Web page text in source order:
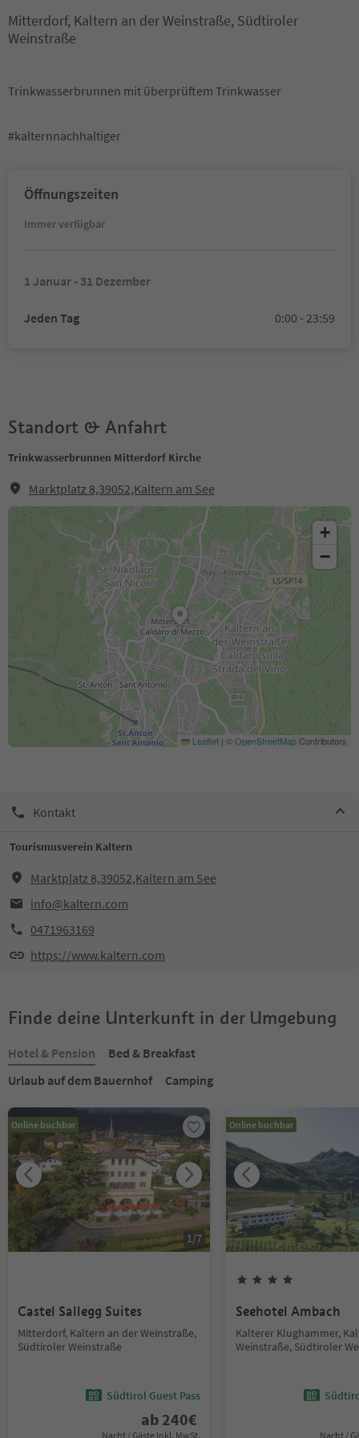
Mitterdorf, Kaltern an der Weinstraße, Südtiroler
Weinstraße
Trinkwasserbrunnen mit überprüftem Trinkwasser
#kalternnachhaltiger
Öffnungszeiten
Immer verfügbar
1 Januar - 31 Dezember
Jeden Tag 0:00 - 23:59
Standort & Anfahrt
Trinkwasserbrunnen Mitterdorf Kirche
Marktplatz 8,39052,Kaltern am See
+
−
Leaflet | ©OpenStreetMapContributors
Kontakt
Tourismusverein Kaltern
Marktplatz 8,39052,Kaltern am See
info@kaltern.com
0471963169
https://www.kaltern.com
Finde deine Unterkunft in der Umgebung
Hotel & Pension
Bed & Breakfast
Urlaub auf dem Bauernhof
Camping
Online buchbar
1/7
Castel Sallegg Suites
Mitterdorf, Kaltern an der Weinstraße,
Südtiroler Weinstraße
Südtirol Guest Pass
ab 240€
Nacht / Gäste Inkl. MwSt.
Online buchbar
Seehotel Ambach
Kalterer Klughammer,
Weinstraße, Südtiroler
Nacht /